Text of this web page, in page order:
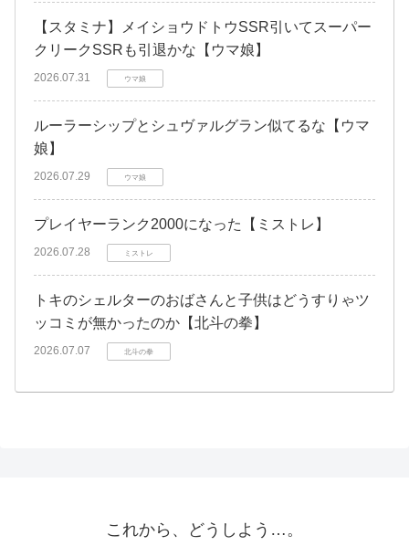
【スタミナ】メイショウドトウSSR引いてスーパー
クリークSSRも引退かな【ウマ娘】
2026.07.31 ウマ娘
ルーラーシップとシュヴァルグラン似てるな【ウマ
娘】
2026.07.29 ウマ娘
プレイヤーランク2000になった【ミストレ】
2026.07.28 ミストレ
トキのシェルターのおばさんと子供はどうすりゃツ
ッコミが無かったのか【北斗の拳】
2026.07.07 北斗の拳
これから、どうしよう…。